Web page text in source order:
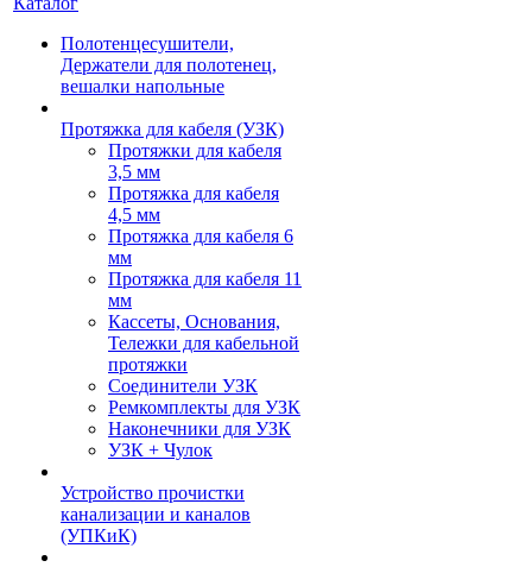
Полотенцесушители,
Держатели для полотенец,
вешалки напольные
Протяжка для кабеля (УЗК)
Протяжки для кабеля
3,5 мм
Протяжка для кабеля
4,5 мм
Протяжка для кабеля 6
мм
Протяжка для кабеля 11
мм
Кассеты, Основания,
Тележки для кабельной
протяжки
Соединители УЗК
Ремкомплекты для УЗК
Наконечники для УЗК
УЗК + Чулок
Устройство прочистки
канализации и каналов
(УПКиК)